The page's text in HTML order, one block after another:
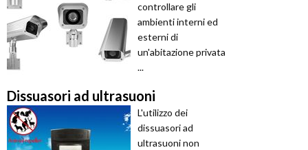
controllare gli
ambienti interni ed
esterni di
un'abitazione privata
...
Dissuasori ad ultrasuoni
L'utilizzo dei
dissuasori ad
ultrasuoni non